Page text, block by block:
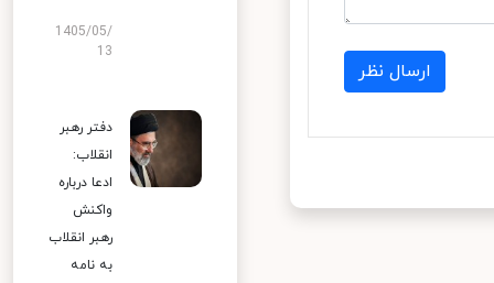
ارسال نظر
1405/05/
13
دفتر رهبر
انقلاب:
ادعا درباره
واکنش
رهبر انقلاب
به نامه